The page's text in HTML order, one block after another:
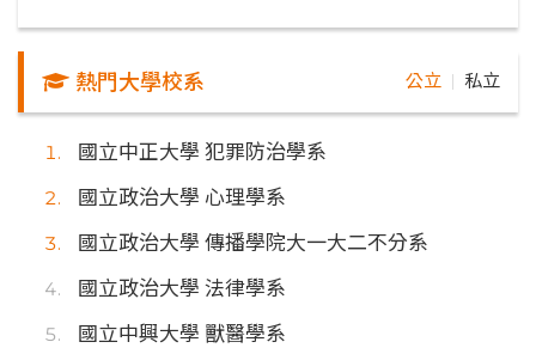
熱門大學校系 公立 私立
國立中正大學 犯罪防治學系
國立政治大學 心理學系
國立政治大學 傳播學院大一大二不分系
國立政治大學 法律學系
國立中興大學 獸醫學系